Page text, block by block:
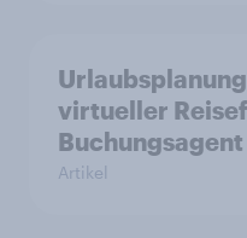
virtueller
Buchungsagent
Artikel